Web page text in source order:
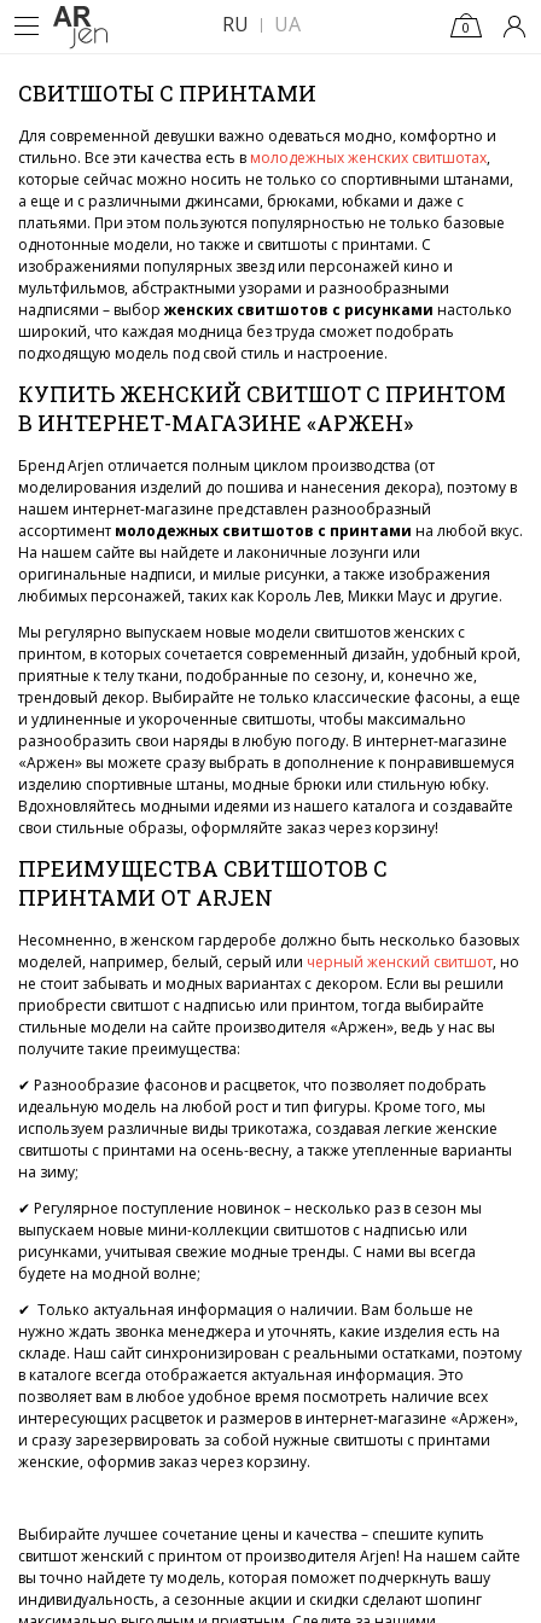
RU UA 0
СВИТШОТЫ С ПРИНТАМИ
Для современной девушки важно одеваться модно, комфортно и
стильно. Все эти качества есть в молодежных женских свитшотах,
которые сейчас можно носить не только со спортивными штанами,
а еще и с различными джинсами, брюками, юбками и даже с
платьями. При этом пользуются популярностью не только базовые
однотонные модели, но также и свитшоты с принтами. С
изображениями популярных звезд или персонажей кино и
мультфильмов, абстрактными узорами и разнообразными
надписями – выборженских свитшотов с рисунками настолько
широкий, что каждая модница без труда сможет подобрать
подходящую модель под свой стиль и настроение.
КУПИТЬ ЖЕНСКИЙ СВИТШОТ С ПРИНТОМ
В ИНТЕРНЕТ-МАГАЗИНЕ «АРЖЕН»
Бренд Arjen отличается полным циклом производства (от
моделирования изделий до пошива и нанесения декора), поэтому в
нашем интернет-магазине представлен разнообразный
ассортимент молодежных свитшотов с принтами на любой вкус.
На нашем сайте вы найдете и лаконичные лозунги или
оригинальные надписи, и милые рисунки, а также изображения
любимых персонажей, таких как Король Лев, Микки Маус и другие.
Мы регулярно выпускаем новые модели свитшотов женских с
принтом, в которых сочетается современный дизайн, удобный крой,
приятные к телу ткани, подобранные по сезону, и, конечно же,
трендовый декор. Выбирайте не только классические фасоны, а еще
и удлиненные и укороченные свитшоты, чтобы максимально
разнообразить свои наряды в любую погоду. В интернет-магазине
«Аржен» вы можете сразу выбрать в дополнение к понравившемуся
изделию спортивные штаны, модные брюки или стильную юбку.
Вдохновляйтесь модными идеями из нашего каталога и создавайте
свои стильные образы, оформляйте заказ через корзину!
ПРЕИМУЩЕСТВА СВИТШОТОВ С
ПРИНТАМИ ОТ ARJEN
Несомненно, в женском гардеробе должно быть несколько базовых
моделей, например, белый, серый или черный женский свитшот, но
не стоит забывать и модных вариантах с декором. Если вы решили
приобрести свитшот с надписью или принтом, тогда выбирайте
стильные модели на сайте производителя «Аржен», ведь у нас вы
получите такие преимущества:
✔ Разнообразие фасонов и расцветок, что позволяет подобрать
идеальную модель на любой рост и тип фигуры. Кроме того, мы
используем различные виды трикотажа, создавая легкие женские
свитшоты с принтами на осень-весну, а также утепленные варианты
на зиму;
✔ Регулярное поступление новинок – несколько раз в сезон мы
выпускаем новые мини-коллекции свитшотов с надписью или
рисунками, учитывая свежие модные тренды. С нами вы всегда
будете на модной волне;
✔ Только актуальная информация о наличии. Вам больше не
нужно ждать звонка менеджера и уточнять, какие изделия есть на
складе. Наш сайт синхронизирован с реальными остатками, поэтому
в каталоге всегда отображается актуальная информация. Это
позволяет вам в любое удобное время посмотреть наличие всех
интересующих расцветок и размеров в интернет-магазине «Аржен»,
и сразу зарезервировать за собой нужные свитшоты с принтами
женские, оформив заказ через корзину.
Выбирайте лучшее сочетание цены и качества – спешите купить
свитшот женский с принтом от производителя Arjen! На нашем сайте
вы точно найдете ту модель, которая поможет подчеркнуть вашу
индивидуальность, а сезонные акции и скидки сделают шопинг